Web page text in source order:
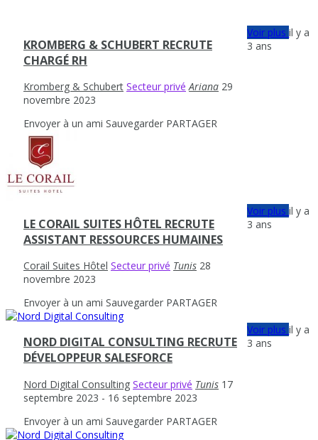
KROMBERG & SCHUBERT RECRUTE
CHARGÉ RH
Kromberg & Schubert Secteur privé Ariana 29
novembre 2023
Envoyer à un ami Sauvegarder PARTAGER
Voir plusil y a
3 ans
LE CORAIL SUITES HÔTEL RECRUTE
ASSISTANT RESSOURCES HUMAINES
Corail Suites Hôtel Secteur privé Tunis 28
novembre 2023
Envoyer à un ami Sauvegarder PARTAGER
Voir plusil y a
3 ans
NORD DIGITAL CONSULTING RECRUTE
DÉVELOPPEUR SALESFORCE
Nord Digital Consulting Secteur privé Tunis 17
septembre 2023 - 16 septembre 2023
Envoyer à un ami Sauvegarder PARTAGER
Voir plusil y a
3 ans